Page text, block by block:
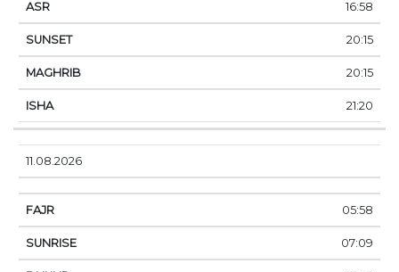
16:58
20:15
20:15
21:20
11.08.2026
05:58
07:09